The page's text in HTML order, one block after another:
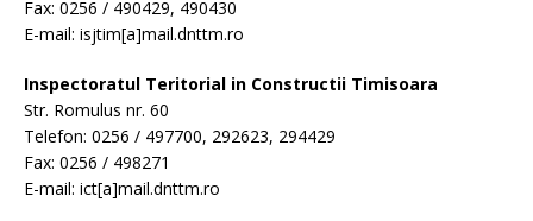
Fax: 0256 / 490429, 490430
E-mail: isjtim[a]mail.dnttm.ro
Inspectoratul Teritorial in Constructii Timisoara
Str. Romulus nr. 60
Telefon: 0256 / 497700, 292623, 294429
Fax: 0256 / 498271
E-mail: ict[a]mail.dnttm.ro